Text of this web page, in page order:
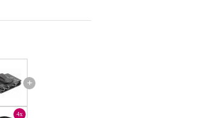
+
4x